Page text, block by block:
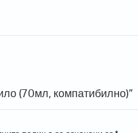
Мобилни терминали
Таблети
(70мл, компатибилно)”